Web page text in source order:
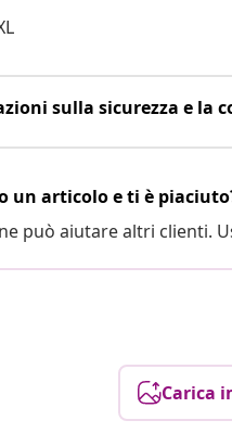
sulla sicurezza e la
un articolo e ti è
può aiutare altri clienti.
Carica